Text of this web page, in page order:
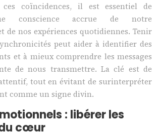
coïncidences, il est essentiel de
conscience accrue de notre
de nos expériences quotidiennes. Tenir
peut aider à identifier des
et à mieux comprendre les messages
de nous transmettre. La clé est de
tout en évitant de surinterpréter
comme un signe divin.
: libérer les
cœur